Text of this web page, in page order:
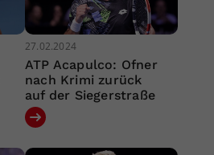
27.02.2024
ATP Acapulco: Ofner
nach Krimi zurück
auf der Siegerstraße